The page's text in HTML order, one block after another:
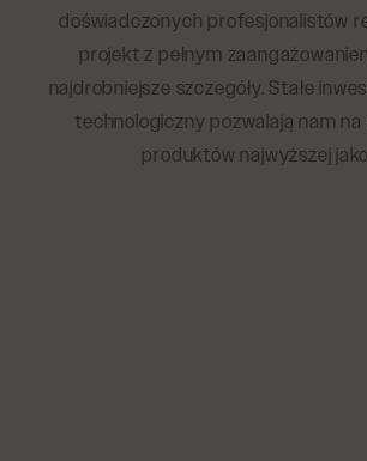
doświadczonych profesjonalistów
projekt z pełnym
najdrobniejsze szczegóły. Stałe
technologiczny pozwalają nam
produktów najwyższej